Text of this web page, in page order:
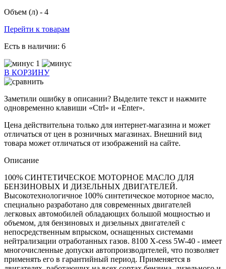
Объем (л) - 4
Перейти к товарам
Есть в наличии: 6
1
В КОРЗИНУ
Заметили ошибку в описании? Выделите текст и нажмите
одновременно клавиши «Ctrl» и «Enter».
Цена действительна только для интернет-магазина и может
отличаться от цен в розничных магазинах. Внешний вид
товара может отличаться от изображений на сайте.
Описание
100% СИНТЕТИЧЕСКОЕ МОТОРНОЕ МАСЛО ДЛЯ
БЕНЗИНОВЫХ И ДИЗЕЛЬНЫХ ДВИГАТЕЛЕЙ.
Высокотехнологичное 100% синтетическое моторное масло,
специально разработано для современных двигателей
легковых автомобилей обладающих большой мощностью и
объемом, для бензиновых и дизельных двигателей с
непосредственным впрыском, оснащенных системами
нейтрализации отработанных газов. 8100 X-cess 5W-40 - имеет
многочисленные допуски автопроизводителей, что позволяет
применять его в гарантийный период. Применяется в